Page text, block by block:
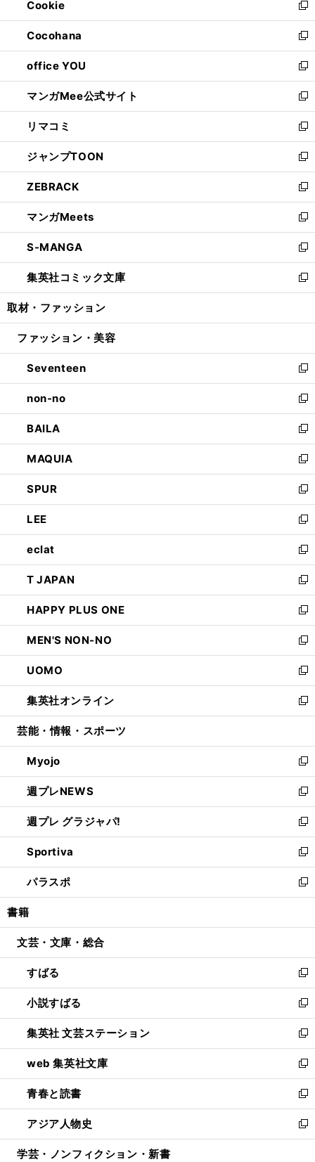
く
で
開
く
ド
ウ
で
開
く
ィ
ン
ド
ウ
で
開
く
Cookie
新
し
い
ウ
ィ
ン
ド
ウ
で
開
く
Cocohana
新
し
い
ウ
ィ
ン
ド
ウ
で
開
く
office YOU
新
し
い
ウ
ィ
ン
ド
ウ
で
開
く
マンガMee公式サイト
新
し
い
ウ
ィ
ン
ド
ウ
で
開
く
リマコミ
新
し
い
ウ
ィ
ン
ド
ウ
で
開
く
ジャンプTOON
新
し
い
ウ
ィ
ン
ド
ウ
で
開
ZEBRACK
新
し
い
ウ
ィ
ン
ド
ウ
開
マンガMeets
新
し
い
ウ
ィ
ン
ウ
開
く
S-MANGA
新
し
い
ウ
ン
ウ
で
開
く
集英社コミック文庫
新
し
ウ
ン
ド
ウ
で
開
く
取材・ファッション
ファッション・美容
Seventeen
新
し
い
ウ
ィ
ン
ド
ウ
で
開
く
non-no
新
し
い
ウ
ィ
ン
ド
ウ
で
開
く
BAILA
新
し
い
ウ
ィ
ン
ド
ウ
で
開
く
MAQUIA
新
し
い
ウ
ィ
ン
ド
ウ
で
開
く
SPUR
新
し
い
ウ
ィ
ン
ド
ウ
で
開
く
LEE
新
し
い
ウ
ィ
ン
ド
ウ
で
開
く
eclat
新
し
い
ウ
ィ
ン
ド
ウ
で
開
く
T JAPAN
新
し
い
ウ
ィ
ン
ド
ウ
で
開
HAPPY PLUS ONE
新
し
い
ウ
ィ
ン
ド
ウ
開
く
MEN'S NON-NO
新
し
い
ウ
ィ
ン
ウ
で
開
く
UOMO
新
し
い
ウ
ン
ド
ウ
で
開
く
集英社オンライン
新
し
ウ
ィ
ン
ド
ウ
で
開
く
芸能・情報・スポーツ
Myojo
新
し
い
ウ
ィ
ン
ド
ウ
で
開
週プレNEWS
新
し
い
ウ
ィ
ン
ド
ウ
開
週プレ グラジャパ!
新
し
い
ウ
ィ
ン
ウ
開
く
Sportiva
新
し
い
ウ
ン
ウ
で
開
く
パラスポ
新
し
ウ
ン
ド
ウ
で
開
く
書籍
文芸・文庫・総合
すばる
新
し
い
ウ
ィ
ン
ド
ウ
で
開
く
小説すばる
新
し
い
ウ
ィ
ン
ド
ウ
で
開
集英社 文芸ステーション
新
し
い
ウ
ィ
ン
ド
ウ
web 集英社文庫
新
し
い
ウ
ィ
ン
青春と読書
新
し
い
ウ
アジア人物史
新
し
学芸・ノンフィクション・新書